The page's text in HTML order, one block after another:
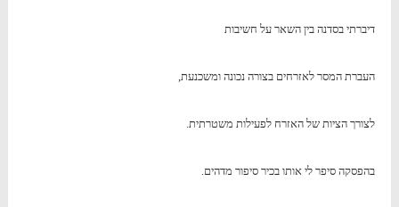
דיברתי בסדנה בין השאר על חשיבות
העברת המסר לאזרחים בצורה נכונה ומשכנעת,
לצורך הציות של האזרח לפעילות משטרתית.
בהפסקה סיפר לי אותו בכיר סיפור מדהים.